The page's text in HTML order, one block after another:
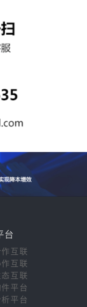
台
互联
互联
互联
平台
平台